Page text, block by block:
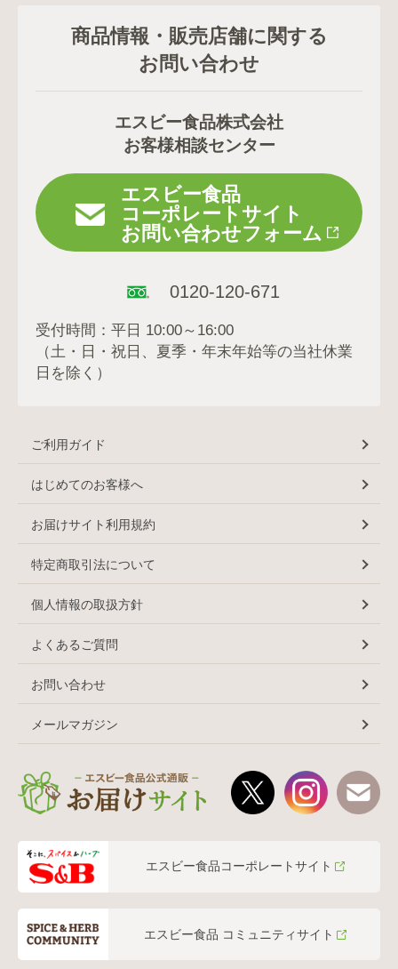
商品情報・販売店舗に関する
お問い合わせ
エスビー食品株式会社
お客様相談センター
エスビー食品
コーポレートサイト
お問い合わせフォーム
0120-120-671
受付時間：平日 10:00～16:00
（土・日・祝日、夏季・年末年始等の当社休業
日を除く）
ご利用ガイド
はじめてのお客様へ
お届けサイト利用規約
特定商取引法について
個人情報の取扱方針
よくあるご質問
お問い合わせ
メールマガジン
エスビー食品コーポレートサイト
エスビー食品 コミュニティサイト